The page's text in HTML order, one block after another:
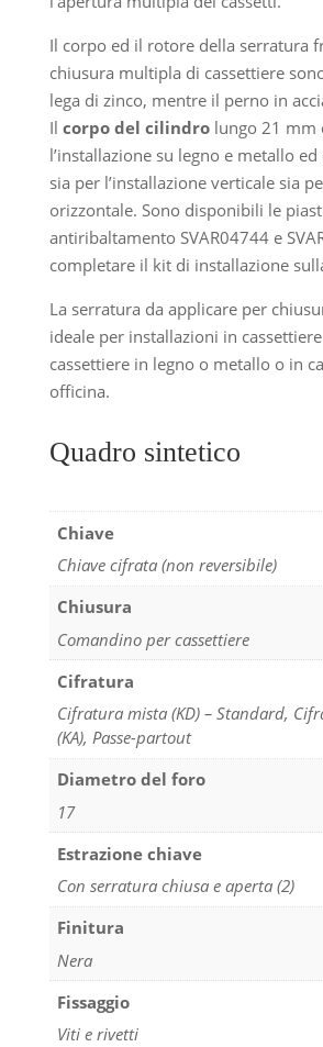
Il corpo ed il rotore della serratura
chiusura multipla di cassettiere
lega di zinco, mentre il perno in
Il corpo del cilindro lungo 21 mm
l’installazione su legno e metallo
sia per l’installazione verticale sia
orizzontale. Sono disponibili le
antiribaltamento SVAR04744 e
completare il kit di installazione
La serratura da applicare per
ideale per installazioni in
cassettiere in legno o metallo o in
officina.
Quadro sintetico
Chiave
Chiave cifrata (non reversibile)
Chiusura
Comandino per cassettiere
Cifratura
Cifratura mista (KD) – Standard,
(KA), Passe-partout
Diametro del foro
17
Estrazione chiave
Con serratura chiusa e aperta (2)
Finitura
Nera
Fissaggio
Viti e rivetti